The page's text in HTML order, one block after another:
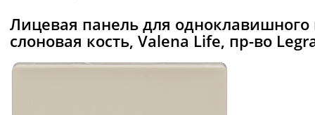
Лицевая панель для
слоновая кость, Valena Life, пр-во